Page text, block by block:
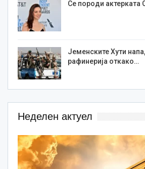
Се породи актерката
Јеменските Хути
рафинерија откако…
Неделен актуел